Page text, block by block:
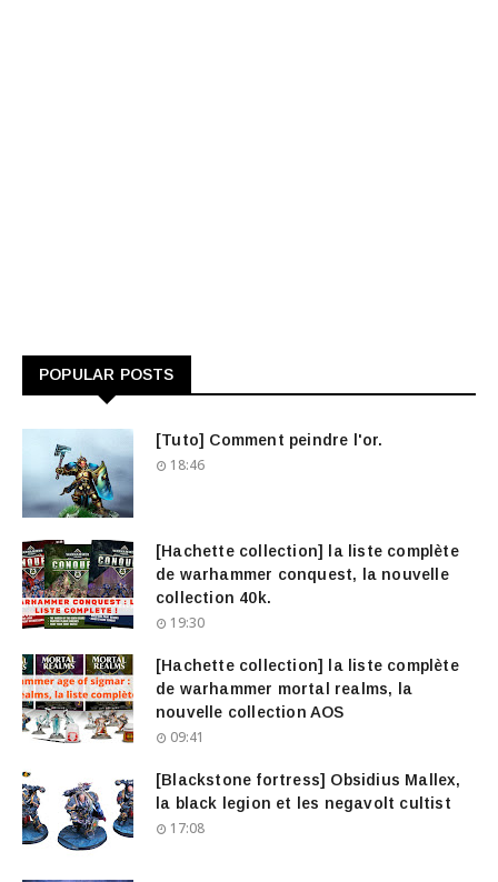
POPULAR POSTS
[Tuto] Comment peindre l'or.
18:46
[Hachette collection] la liste complète
de warhammer conquest, la nouvelle
collection 40k.
19:30
[Hachette collection] la liste complète
de warhammer mortal realms, la
nouvelle collection AOS
09:41
[Blackstone fortress] Obsidius Mallex,
la black legion et les negavolt cultist
17:08